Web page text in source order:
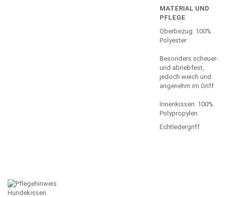
MATERIAL UND
PFLEGE
Oberbezug: 100%
Polyester
Besonders scheuer-
und abriebfest,
jedoch weich und
angenehm im Griff
Innenkissen: 100%
Polypropylen
Echtledergriff